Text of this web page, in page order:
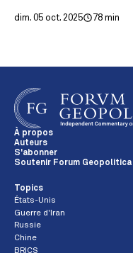
dim. 05 oct. 2025 78 min
À propos
Auteurs
S'abonner
Soutenir Forum Geopolitica
Topics
États-Unis
Guerre d'Iran
Russie
Chine
BRICS